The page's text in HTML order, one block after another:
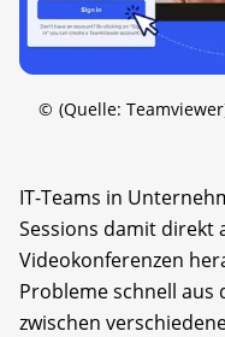
© (Quelle:
IT-Teams in
Sessions damit direkt
Videokonferenzen
Probleme schnell aus
zwischen